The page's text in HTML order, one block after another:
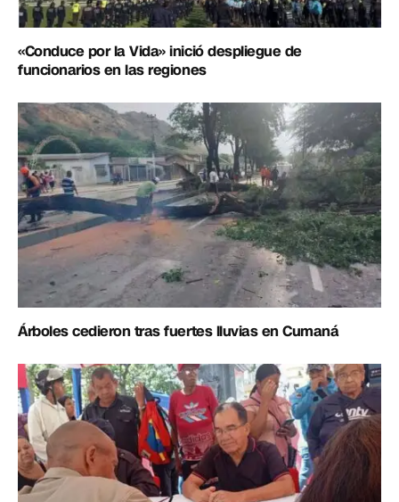
«Conduce por la Vida» inició despliegue de
funcionarios en las regiones
Árboles cedieron tras fuertes lluvias en Cumaná